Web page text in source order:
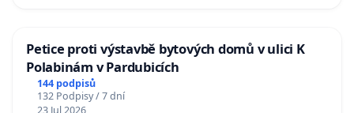
Petice proti výstavbě bytových domů v ulici K
Polabinám v Pardubicích
144 podpisů
132 Podpisy / 7 dní
23 Jul 2026